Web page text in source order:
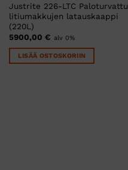
Justrite 226-LTC Paloturvattu
litiumakkujen latauskaappi
(220L)
5900,00 € alv 0%
LISÄÄ OSTOSKORIIN